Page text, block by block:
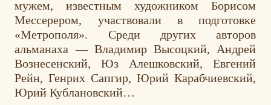
мужем, известным художником Борисом
Мессерером, участвовали в подготовке
«Метрополя». Среди других авторов
альманаха — Владимир Высоцкий, Андрей
Вознесенский, Юз Алешковский, Евгений
Рейн, Генрих Сапгир, Юрий Карабчиевский,
Юрий Кублановский…